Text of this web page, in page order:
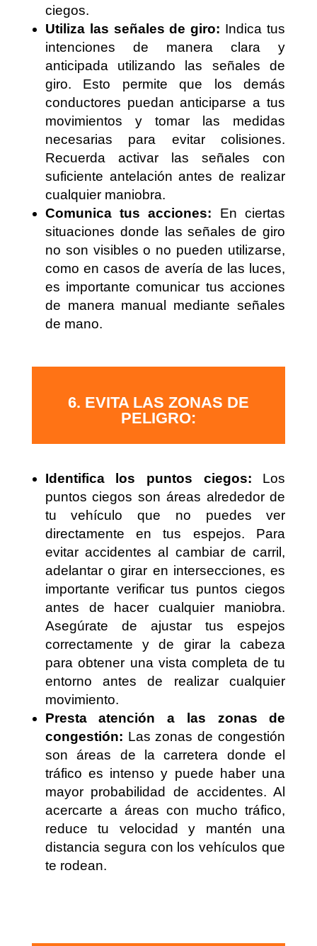
ciegos.
Utiliza las señales de giro: Indica tus
intenciones de manera clara y
anticipada utilizando las señales de
giro. Esto permite que los demás
conductores puedan anticiparse a tus
movimientos y tomar las medidas
necesarias para evitar colisiones.
Recuerda activar las señales con
suficiente antelación antes de realizar
cualquier maniobra.
Comunica tus acciones: En ciertas
situaciones donde las señales de giro
no son visibles o no pueden utilizarse,
como en casos de avería de las luces,
es importante comunicar tus acciones
de manera manual mediante señales
de mano.
6. EVITA LAS ZONAS DE
PELIGRO:
Identifica los puntos ciegos: Los
puntos ciegos son áreas alrededor de
tu vehículo que no puedes ver
directamente en tus espejos. Para
evitar accidentes al cambiar de carril,
adelantar o girar en intersecciones, es
importante verificar tus puntos ciegos
antes de hacer cualquier maniobra.
Asegúrate de ajustar tus espejos
correctamente y de girar la cabeza
para obtener una vista completa de tu
entorno antes de realizar cualquier
movimiento.
Presta atención a las zonas de
congestión: Las zonas de congestión
son áreas de la carretera donde el
tráfico es intenso y puede haber una
mayor probabilidad de accidentes. Al
acercarte a áreas con mucho tráfico,
reduce tu velocidad y mantén una
distancia segura con los vehículos que
te rodean.